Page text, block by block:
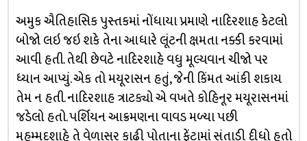
અમુક ઐતિહાસિક પુસ્તકમાં નોંધાયા પ્રમાણે નાદિરશાહ કેટલો
બોજો લઇ જઇ શકે તેના આધારે લૂંટની ક્ષમતા નક્કી કરવામાં
આવી હતી. તેથી છેવટે નાદિરશાહે વધુ મૂલ્યવાન ચીજો પર
ધ્યાન આપ્યું. એક તો મયૂરાસન હતું, જેની કિંમત આંકી શકાય
તેમ ન હતી. નાદિરશાહ ત્રાટક્યો એ વખતે કોહિનૂર મયૂરાસનમાં
જડેલો હતો. પર્શિયન આક્રમણના વાવડ મળ્યા પછી
મહમ્મદશાહે તે વેળાસર કાઢી પોતાના ફેંટામાં સંતાડી દીધો હતો